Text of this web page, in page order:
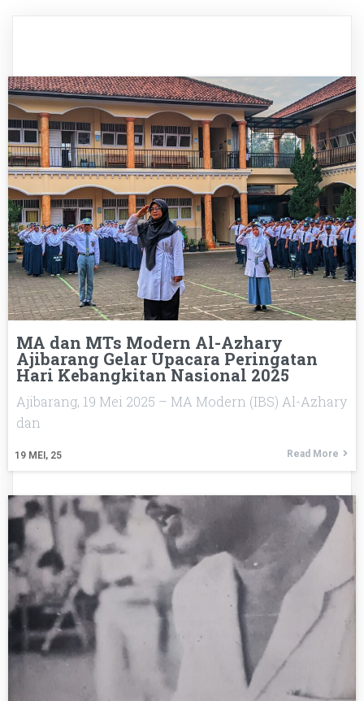
MA dan MTs Modern Al-Azhary
Ajibarang Gelar Upacara Peringatan
Hari Kebangkitan Nasional 2025
19 MEI, 25
Ajibarang, 19 Mei 2025 – MA Modern (IBS) Al-Azhary
dan
Read More